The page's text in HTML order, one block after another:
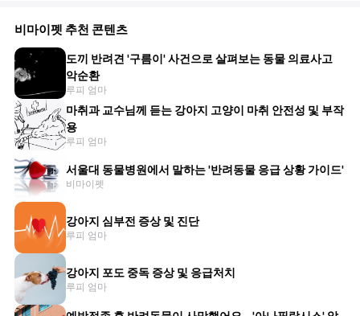
비마이펫 추천 콘텐츠
도끼 반려견 '구름이' 사건으로 살펴보는 동물 의료사고
악순환
루피 엄마
마취과 교수님께 듣는 강아지 고양이 마취 안전성 및 부작
용
루피 엄마
서울대 동물병원에서 말하는 '반려동물 응급 상황 가이드'
비마이펫
강아지 심부전 증상 및 진단
루피 엄마
강아지 포도 중독 증상 및 응급처치
루피 엄마